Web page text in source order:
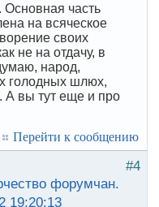
Основная часть
на всяческое
своих
не на отдачу, в
народ,
голодных шлюх,
А вы тут еще и про
Перейти к сообщению
#4
форумчан.
19:20:13